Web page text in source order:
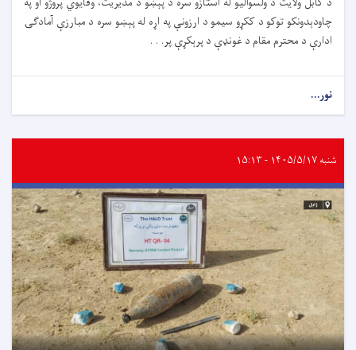
چاودېدونکو توکو د ککړو سیمو د ارزونې په اړه له پېښو سره د مبارزې آمادګۍ
ادارې د محترم مقام د غونډې د پرېکړې پر. . .
نور...
شنبه ۱۴۰۵/۵/۱۷ - ۱۵:۱۳